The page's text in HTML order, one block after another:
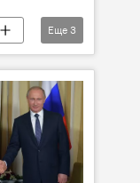
Еще 3